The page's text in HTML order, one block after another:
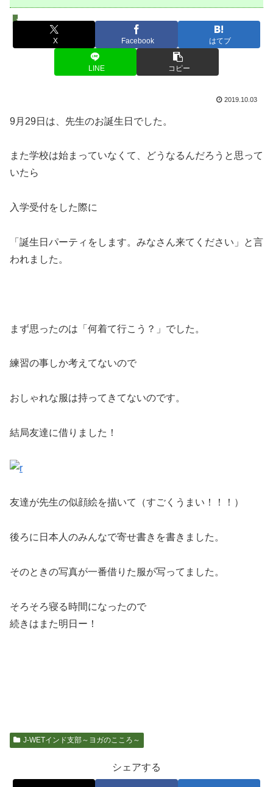
J-WETインド支部～ヨガのこころ～
X Facebook はてブ
LINE コピー
2019.10.03
9月29日は、先生のお誕生日でした。
また学校は始まっていなくて、どうなるんだろうと思って
いたら
入学受付をした際に
「誕生日パーティをします。みなさん来てください」と言
われました。
まず思ったのは「何着て行こう？」でした。
練習の事しか考えてないので
おしゃれな服は持ってきてないのです。
結局友達に借りました！
友達が先生の似顔絵を描いて（すごくうまい！！！）
後ろに日本人のみんなで寄せ書きを書きました。
そのときの写真が一番借りた服が写ってました。
そろそろ寝る時間になったので
続きはまた明日ー！
J-WETインド支部～ヨガのこころ～
シェアする